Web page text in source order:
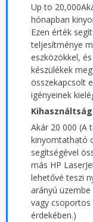
Up to
hónapban
Ezen érték
teljesítménye
eszközökkel,
készülékek
összekapcsolt
igényeinek
Akár 20 000 (A
kinyomtatható
segítségével
más HP
lehetővé teszi
arányú
vagy csoportos
érdekében.)